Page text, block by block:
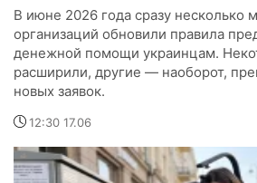
В июне 2026 года сразу несколько
организаций обновили правила
денежной помощи украинцам.
расширили, другие — наоборот,
новых заявок.
12:30 17.06